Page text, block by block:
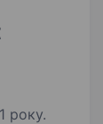
року.